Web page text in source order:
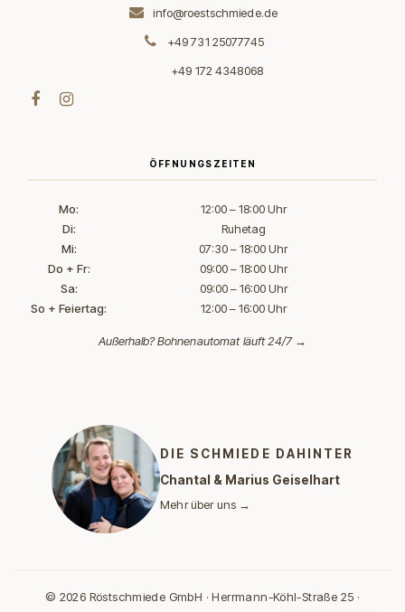
info@roestschmiede.de
+49 731 25077745
+49 172 4348068
ÖFFNUNGSZEITEN
Mo:
12:00 – 18:00 Uhr
Di:
Ruhetag
Mi:
07:30 – 18:00 Uhr
Do + Fr:
09:00 – 18:00 Uhr
Sa:
09:00 – 16:00 Uhr
So + Feiertag:
12:00 – 16:00 Uhr
Außerhalb?Bohnenautomat läuft 24/7 →
DIE SCHMIEDE DAHINTER
Chantal & Marius Geiselhart
Mehr über uns →
© 2026 Röstschmiede GmbH · Herrmann-Köhl-Straße 25 ·